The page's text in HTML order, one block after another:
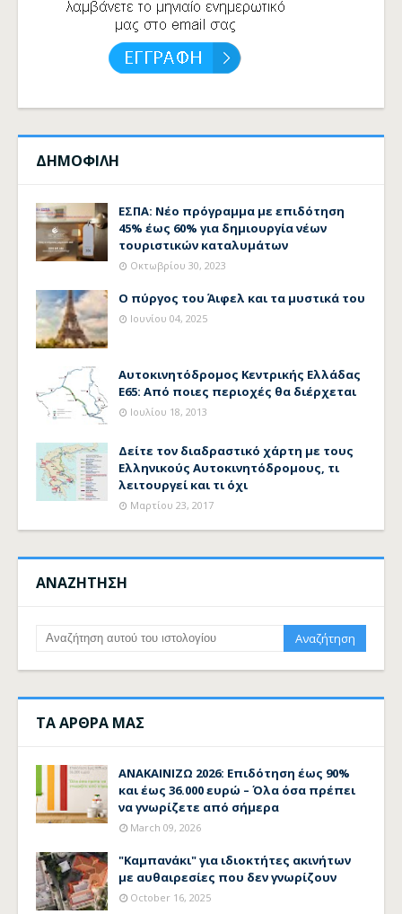
ΔΗΜΟΦΙΛΗ
ΕΣΠΑ: Νέο πρόγραμμα με επιδότηση
45% έως 60% για δημιουργία νέων
τουριστικών καταλυμάτων
Οκτωβρίου 30, 2023
Ο πύργος του Άιφελ και τα μυστικά του
Ιουνίου 04, 2025
Αυτοκινητόδρομος Κεντρικής Ελλάδας
Ε65: Από ποιες περιοχές θα διέρχεται
Ιουλίου 18, 2013
Δείτε τον διαδραστικό χάρτη με τους
Ελληνικούς Αυτοκινητόδρομους, τι
λειτουργεί και τι όχι
Μαρτίου 23, 2017
ΑΝΑΖΗΤΗΣΗ
ΤΑ ΑΡΘΡΑ ΜΑΣ
ΑΝΑΚΑΙΝΙΖΩ 2026: Επιδότηση έως 90%
και έως 36.000 ευρώ – Όλα όσα πρέπει
να γνωρίζετε από σήμερα
March 09, 2026
"Καμπανάκι" για ιδιοκτήτες ακινήτων
με αυθαιρεσίες που δεν γνωρίζουν
October 16, 2025